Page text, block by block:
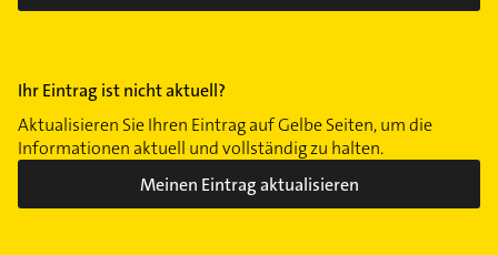
Ihr Eintrag ist nicht aktuell?
Aktualisieren Sie Ihren Eintrag auf Gelbe Seiten, um die
Informationen aktuell und vollständig zu halten.
Meinen Eintrag aktualisieren